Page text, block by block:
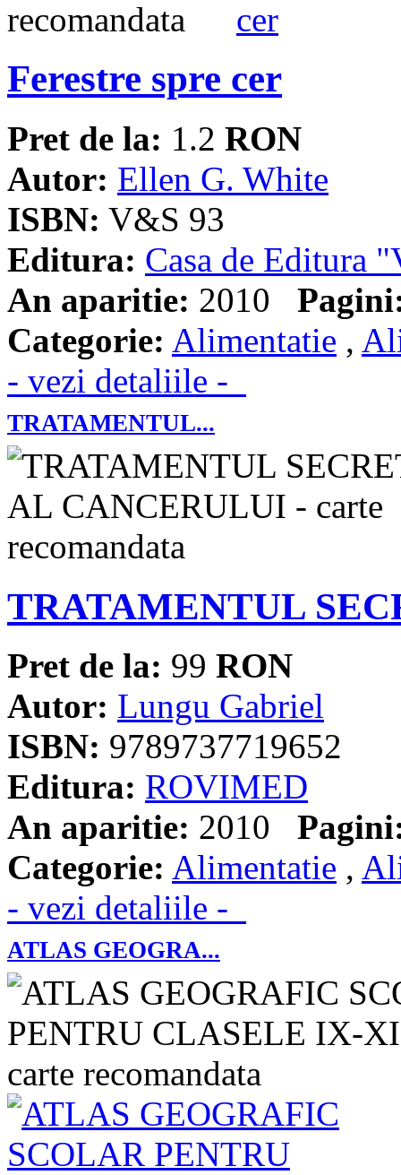
Ferestre spre cer
Pret de la: 1.2 RON
Autor: Ellen G. White
ISBN: V&S 93
Editura: Casa de Editura
An aparitie: 2010
Categorie: Alimentatie ,
- vezi detaliile -
TRATAMENTUL...
TRATAMENTUL
Pret de la: 99 RON
Autor: Lungu Gabriel
ISBN: 9789737719652
Editura: ROVIMED
An aparitie: 2010
Categorie: Alimentatie ,
- vezi detaliile -
ATLAS GEOGRA...